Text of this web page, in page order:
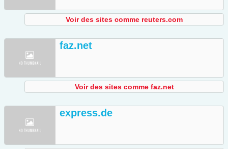
Voir des sites comme reuters.com
faz.net
Voir des sites comme faz.net
express.de